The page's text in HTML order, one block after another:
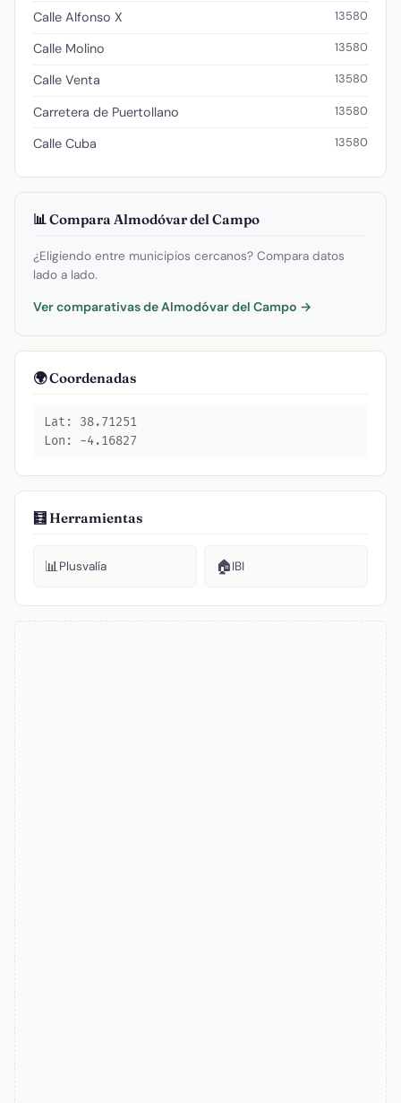
Calle Alfonso X 13580
Calle Molino 13580
Calle Venta 13580
Carretera de Puertollano 13580
Calle Cuba 13580
📊 Compara Almodóvar del Campo
¿Eligiendo entre municipios cercanos? Compara datos
lado a lado.
Ver comparativas de Almodóvar del Campo →
🌍 Coordenadas
Lat: 38.71251
Lon: -4.16827
🧮 Herramientas
📊Plusvalía 🏠IBI